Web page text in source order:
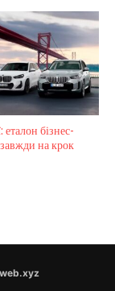
еталон бізнес-
на крок